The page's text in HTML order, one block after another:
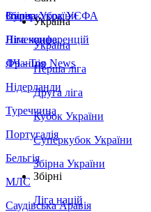
Збірна України
Італія
Німеччина
Франція
Нідерланди
Туреччина
Португалія
Бельгія
МЛС
Саудівська Аравія
Суперкубок УЄФА
Ліга конференцій
ЛЧ - Top News
Україна
Україна
Перша ліга
Друга ліга
Кубок України
Суперкубок України
Збірна України
Збірні
Ліга націй